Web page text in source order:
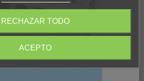
RECHAZAR TODO
ACEPTO